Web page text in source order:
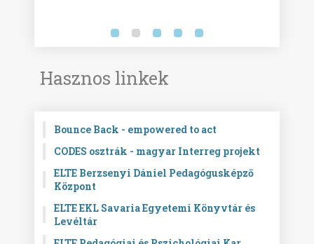
Hasznos linkek
Bounce Back - empowered to act
CODES osztrák - magyar Interreg projekt
ELTE Berzsenyi Dániel Pedagógusképző
Központ
ELTE EKL Savaria Egyetemi Könyvtár és
Levéltár